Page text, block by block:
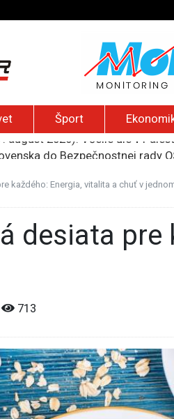
Šport
do Bezpečnostnej rady
vo Francúzsku stretne s
každého: Energia, vitalita a chuť v
713